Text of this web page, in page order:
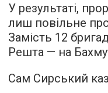
У результаті,
лиш повільне
Замість 12
Решта — на
Сам Сирський